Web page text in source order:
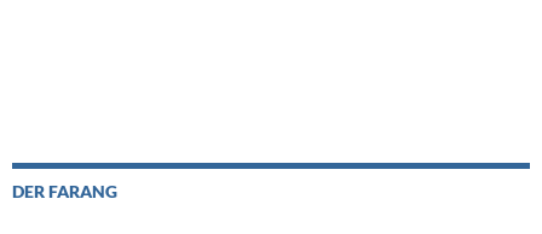
DER FARANG